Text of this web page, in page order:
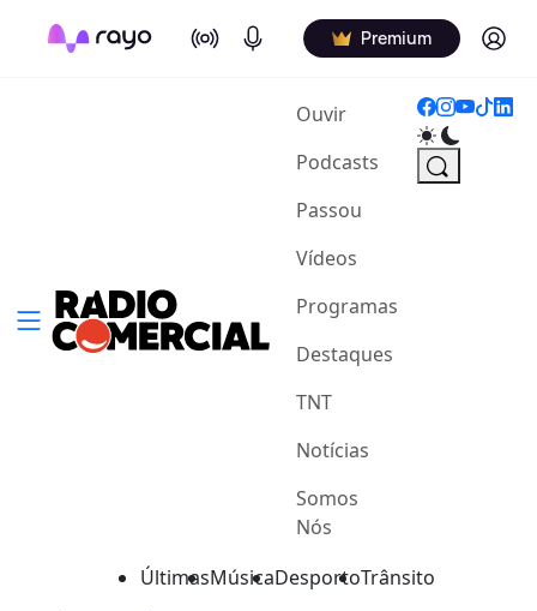
On Air Podcasts Premium Log in
Ouvir(current)
Podcasts
Passou
Vídeos
Programas
Destaques
TNT
Notícias
Somos
Nós
ÚltimasMúsicaDesportoTrânsito